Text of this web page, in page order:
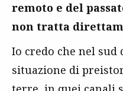
remoto e del
non tratta
Io credo che nel sud
situazione di